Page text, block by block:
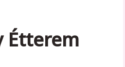
Étterem